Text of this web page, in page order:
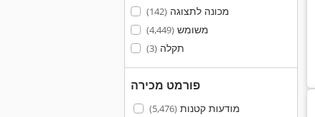
מכונה לתצוגה(142)
משומש(4,449)
תקלה(3)
פורמט מכירה
מודעות קטנות(5,476)